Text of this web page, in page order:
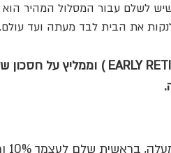
ה"מחיר" שיש לשלם עבור המסלול
את הבית לבד מעתה ועד עולם.